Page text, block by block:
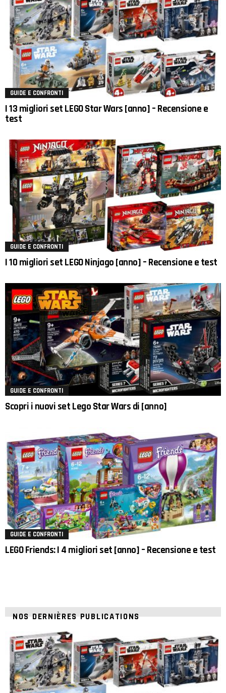
GUIDE E CONFRONTI
I 13 migliori set LEGO Star Wars [anno] – Recensione e
test
GUIDE E CONFRONTI
I 10 migliori set LEGO Ninjago [anno] – Recensione e test
GUIDE E CONFRONTI
Scopri i nuovi set Lego Star Wars di [anno]
GUIDE E CONFRONTI
LEGO Friends: I 4 migliori set [anno] – Recensione e test
NOS DERNIÈRES PUBLICATIONS